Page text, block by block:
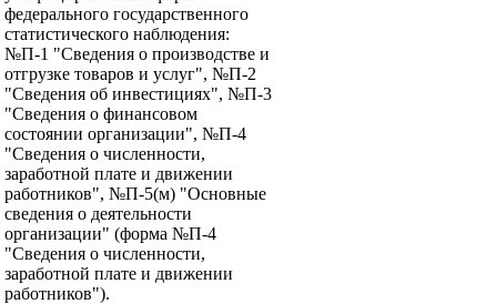
федерального государственного
статистического наблюдения:
№П-1 "Сведения о производстве и
отгрузке товаров и услуг", №П-2
"Сведения об инвестициях", №П-3
"Сведения о финансовом
состоянии организации", №П-4
"Сведения о численности,
заработной плате и движении
работников", №П-5(м) "Основные
сведения о деятельности
организации" (форма №П-4
"Сведения о численности,
заработной плате и движении
работников").